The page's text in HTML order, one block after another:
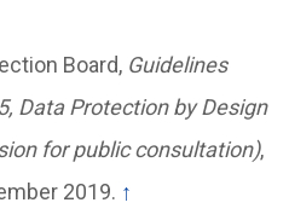
Board, Guidelines
Data Protection by Design
for public consultation),
2019. ↑